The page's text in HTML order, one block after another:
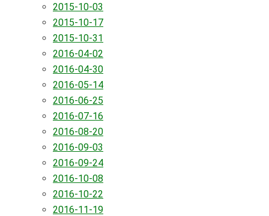
2015-10-03
2015-10-17
2015-10-31
2016-04-02
2016-04-30
2016-05-14
2016-06-25
2016-07-16
2016-08-20
2016-09-03
2016-09-24
2016-10-08
2016-10-22
2016-11-19